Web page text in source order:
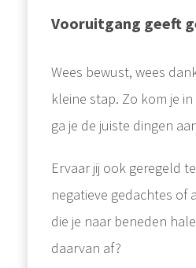
Vooruitgang geeft
⁠Wees bewust, wees
kleine stap. Zo kom je
ga je de juiste dingen
Ervaar jij ook geregeld
negatieve gedachtes of
die je naar beneden
daarvan af?